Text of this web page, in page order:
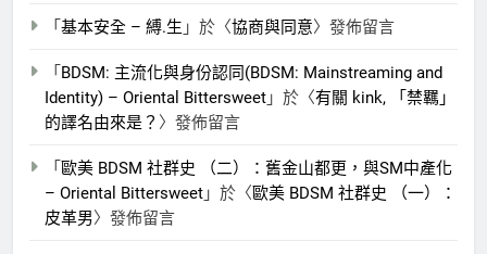
「 基本安全 – 縛.生 」於〈協商與同意〉發佈留言
「 BDSM: 主流化與身份認同(BDSM: Mainstreaming and
Identity) – Oriental Bittersweet 」於〈有關 kink, 「禁羈」
的譯名由來是？ 〉發佈留言
「 歐美 BDSM 社群史 （二）：舊金山都更，與SM中產化
– Oriental Bittersweet 」於〈歐美 BDSM 社群史 （一）：
皮革男〉發佈留言